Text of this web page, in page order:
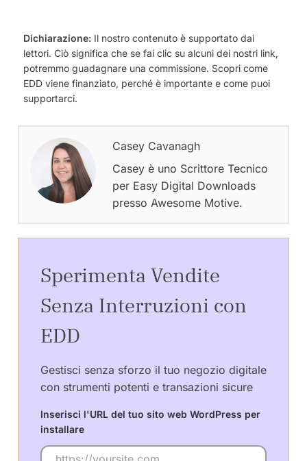
Dichiarazione: Il nostro contenuto è supportato dai
lettori. Ciò significa che se fai clic su alcuni dei nostri link,
potremmo guadagnare una commissione. Scopri come
EDD viene finanziato, perché è importante e come puoi
supportarci.
Casey Cavanagh
Casey è uno Scrittore Tecnico
per Easy Digital Downloads
presso Awesome Motive.
Sperimenta Vendite
Senza Interruzioni con
EDD
Gestisci senza sforzo il tuo negozio digitale
con strumenti potenti e transazioni sicure
Inserisci l'URL del tuo sito web WordPress per
installare